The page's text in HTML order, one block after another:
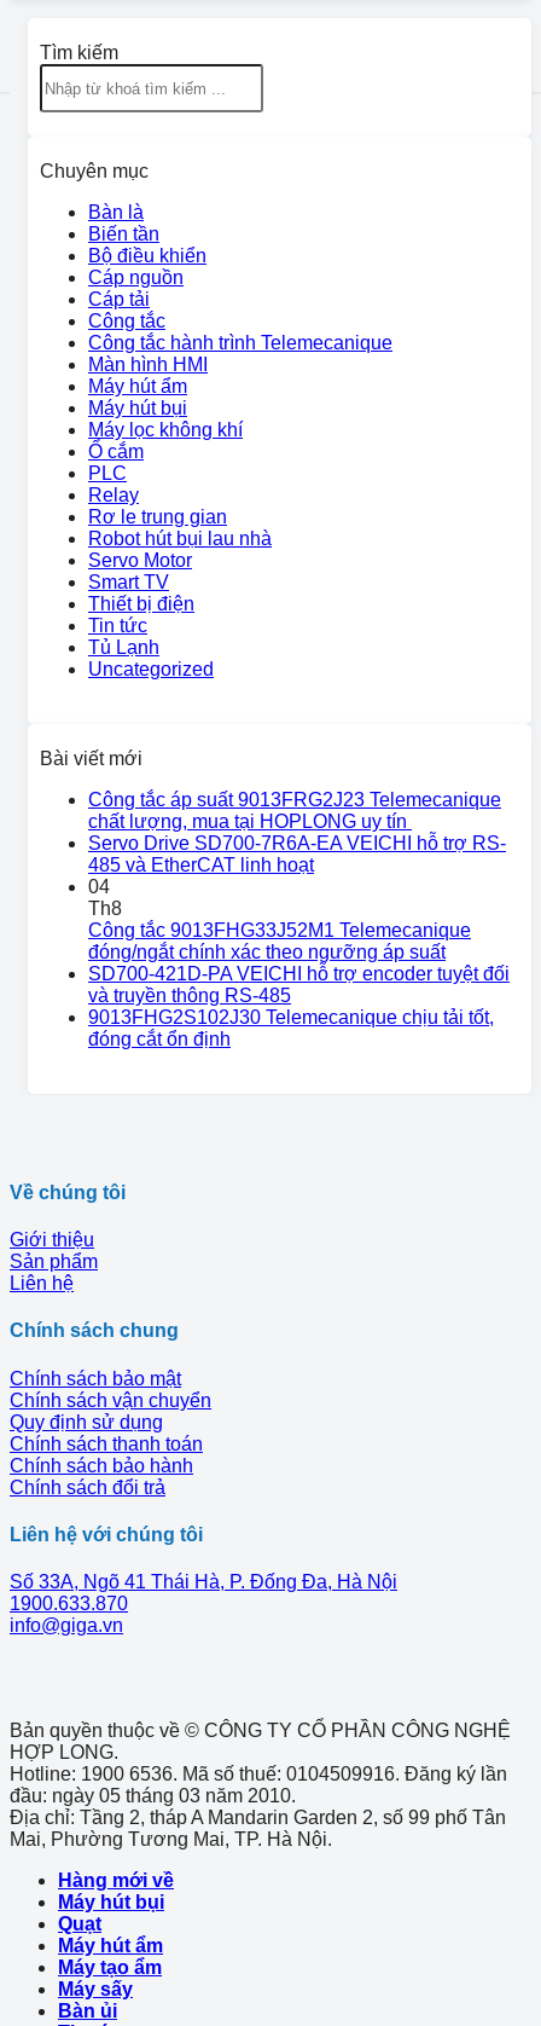
Tìm kiếm
Chuyên mục
Bàn là
Biến tần
Bộ điều khiển
Cáp nguồn
Cáp tải
Công tắc
Công tắc hành trình Telemecanique
Màn hình HMI
Máy hút ẩm
Máy hút bụi
Máy lọc không khí
Ổ cắm
PLC
Relay
Rơ le trung gian
Robot hút bụi lau nhà
Servo Motor
Smart TV
Thiết bị điện
Tin tức
Tủ Lạnh
Uncategorized
Bài viết mới
Công tắc áp suất 9013FRG2J23 Telemecanique
chất lượng, mua tại HOPLONG uy tín
Servo Drive SD700-7R6A-EA VEICHI hỗ trợ RS-
485 và EtherCAT linh hoạt
04
Th8
Công tắc 9013FHG33J52M1 Telemecanique
đóng/ngắt chính xác theo ngưỡng áp suất
SD700-421D-PA VEICHI hỗ trợ encoder tuyệt đối
và truyền thông RS-485
9013FHG2S102J30 Telemecanique chịu tải tốt,
đóng cắt ổn định
Về chúng tôi
Giới thiệu
Sản phẩm
Liên hệ
Chính sách chung
Chính sách bảo mật
Chính sách vận chuyển
Quy định sử dụng
Chính sách thanh toán
Chính sách bảo hành
Chính sách đổi trả
Liên hệ với chúng tôi
Số 33A, Ngõ 41 Thái Hà, P. Đống Đa, Hà Nội
1900.633.870
info@giga.vn
Bản quyền thuộc về © CÔNG TY CỔ PHẦN CÔNG NGHỆ
HỢP LONG.
Hotline: 1900 6536. Mã số thuế: 0104509916. Đăng ký lần
đầu: ngày 05 tháng 03 năm 2010.
Địa chỉ: Tầng 2, tháp A Mandarin Garden 2, số 99 phố Tân
Mai, Phường Tương Mai, TP. Hà Nội.
Hàng mới về
Máy hút bụi
Quạt
Máy hút ẩm
Máy tạo ẩm
Máy sấy
Bàn ủi